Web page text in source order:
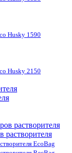
Husky 1590
Husky 2150
растворителя
EcoBag